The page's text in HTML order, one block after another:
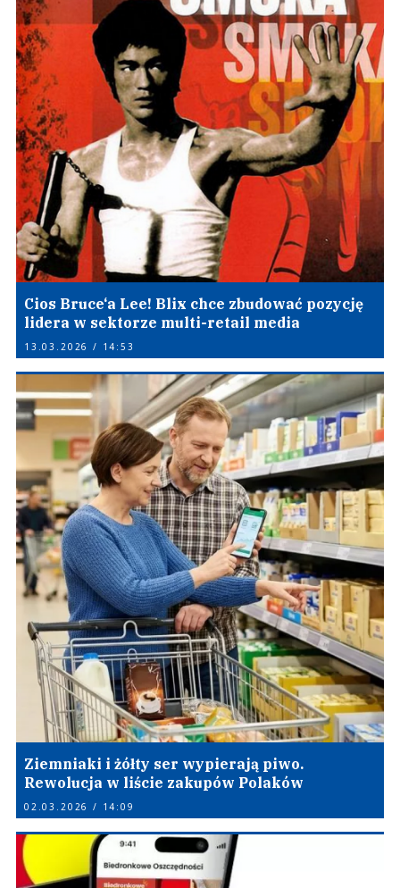
Cios Bruce‘a Lee! Blix chce zbudować pozycję
lidera w sektorze multi-retail media
13.03.2026 / 14:53
Ziemniaki i żółty ser wypierają piwo.
Rewolucja w liście zakupów Polaków
02.03.2026 / 14:09